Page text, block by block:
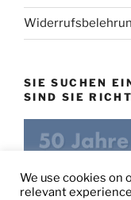
SIE SUCHEN
SIND SIE
eu-autovertrieb.de
We use cookies on
relevant